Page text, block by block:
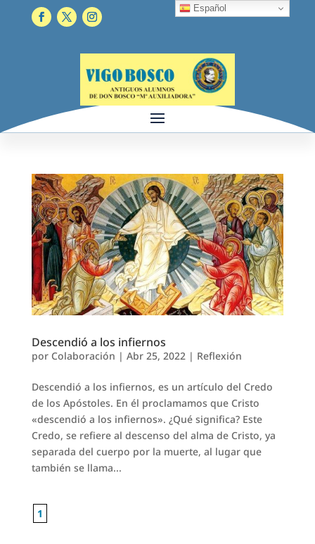
Descendió a los infiernos
por Colaboración | Abr 25, 2022| Reflexión
Descendió a los infiernos, es un artículo del Credo
de los Apóstoles. En él proclamamos que Cristo
«descendió a los infiernos». ¿Qué significa? Este
Credo, se refiere al descenso del alma de Cristo, ya
separada del cuerpo por la muerte, al lugar que
también se llama...
1
Español